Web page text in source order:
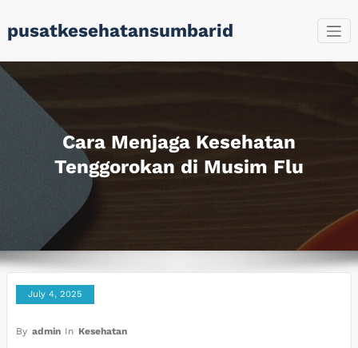
to
content
pusatkesehatansumbarid
Cara Menjaga Kesehatan
Tenggorokan di Musim Flu
July 4, 2025
By admin In Kesehatan